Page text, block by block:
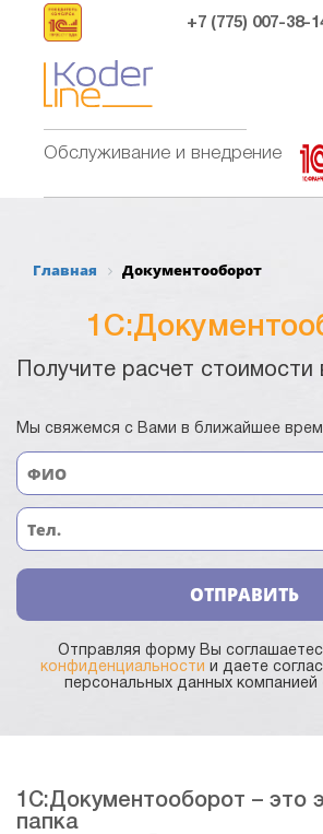
Обслуживание и внедрение
+7 (775) 007-38-
Главная Документооборот
Получите расчет стоимости
Мы свяжемся с Вами в ближайшее
ОТПРАВИТЬ
Отправляя форму Вы
конфиденциальности и даете
персональных данных компанией
1С:Документооборот – это
папка